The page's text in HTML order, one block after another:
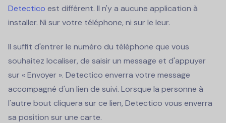
Detectico est différent. Il n'y a aucune application à
installer. Ni sur votre téléphone, ni sur le leur.
Il suffit d'entrer le numéro du téléphone que vous
souhaitez localiser, de saisir un message et d'appuyer
sur « Envoyer ». Detectico enverra votre message
accompagné d'un lien de suivi. Lorsque la personne à
l'autre bout cliquera sur ce lien, Detectico vous enverra
sa position sur une carte.